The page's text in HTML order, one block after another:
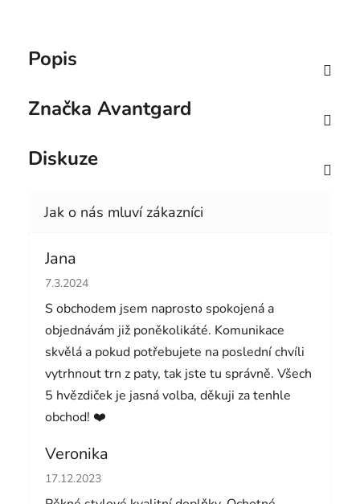
Popis
Značka Avantgard
Diskuze
Jana
Hodnocení obchodu je 5 z 5 hvězdiček.
7.3.2024
S obchodem jsem naprosto spokojená a
objednávám již poněkolikáté. Komunikace
skvělá a pokud potřebujete na poslední chvíli
vytrhnout trn z paty, tak jste tu správně. Všech
5 hvězdiček je jasná volba, děkuji za tenhle
obchod! ❤️
Veronika
Hodnocení obchodu je 5 z 5 hvězdiček.
17.12.2023